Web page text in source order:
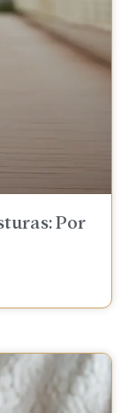
Por